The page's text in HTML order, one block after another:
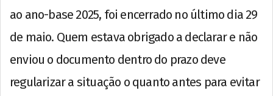
ao ano-base 2025, foi encerrado no último dia 29
de maio. Quem estava obrigado a declarar e não
enviou o documento dentro do prazo deve
regularizar a situação o quanto antes para evitar